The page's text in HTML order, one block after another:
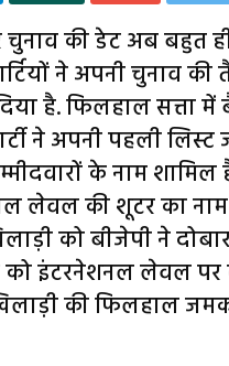
चुनाव की डेट अब बहुत
ने अपनी चुनाव की
है. फिलहाल सत्ता में
ने अपनी पहली लिस्ट
के नाम शामिल
लेवल की शूटर का
को बीजेपी ने
को इंटरनेशनल लेवल
की फिलहाल